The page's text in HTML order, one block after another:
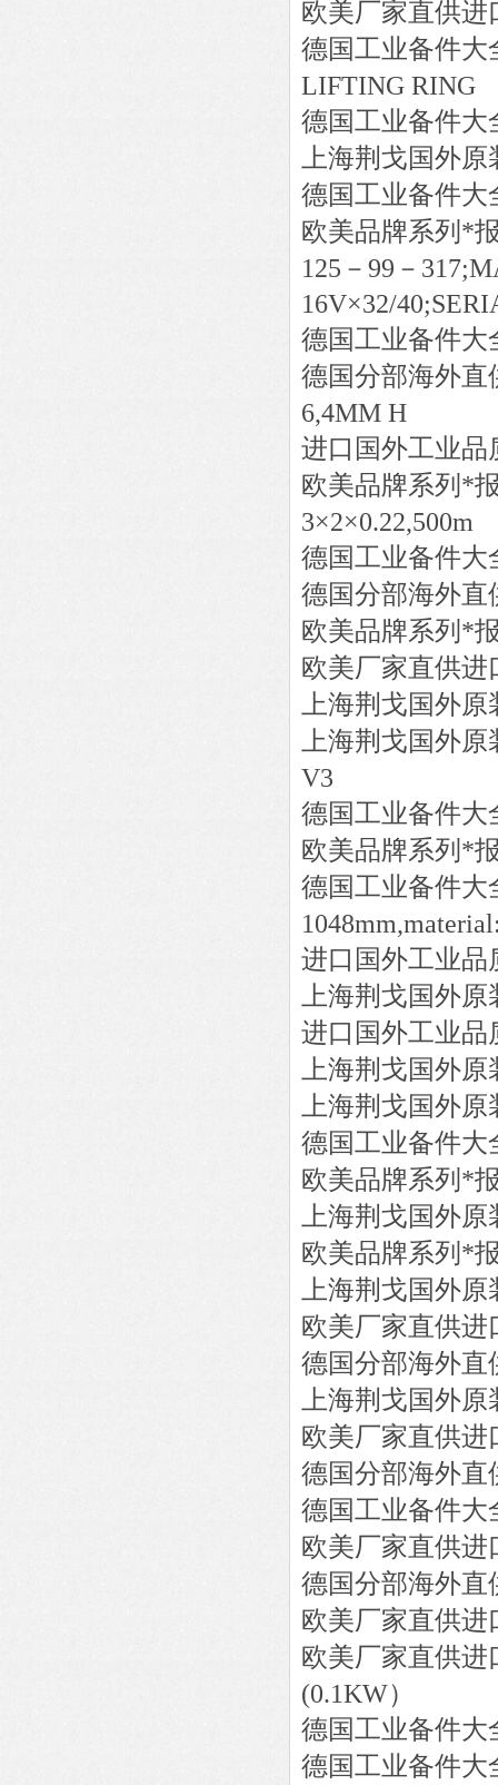
欧美厂家直供进
德国工业备件大
LIFTING RING
德国工业备件大
上海荆戈国外
德国工业备件大
欧美品牌系列*
125－99－
16V×32/
德国工业备件大
德国分部海外直
6,4MM H
进口国外工业品
欧美品牌系列*
3×2×0.22,500m
德国工业备件大
德国分部海外直
欧美品牌系列*
欧美厂家直供进
上海荆戈国外
上海荆戈国外
V3
德国工业备件大
欧美品牌系列*
德国工业备件大
进口国外工业品
上海荆戈国外
进口国外工业品
上海荆戈国外
上海荆戈国外
德国工业备件大
欧美品牌系列*
上海荆戈国外
欧美品牌系列*
上海荆戈国外
欧美厂家直供进
德国分部海外直
上海荆戈国外
欧美厂家直供进
德国分部海外直
德国工业备件大
欧美厂家直供进
德国分部海外直
欧美厂家直供进
欧美厂家直供进
(0.1KW）
德国工业备件大
德国工业备件大